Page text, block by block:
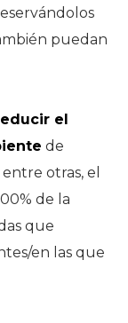
puedan
el
de
otras, el
de la
que
en las que